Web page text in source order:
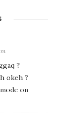
?
okeh ?
on